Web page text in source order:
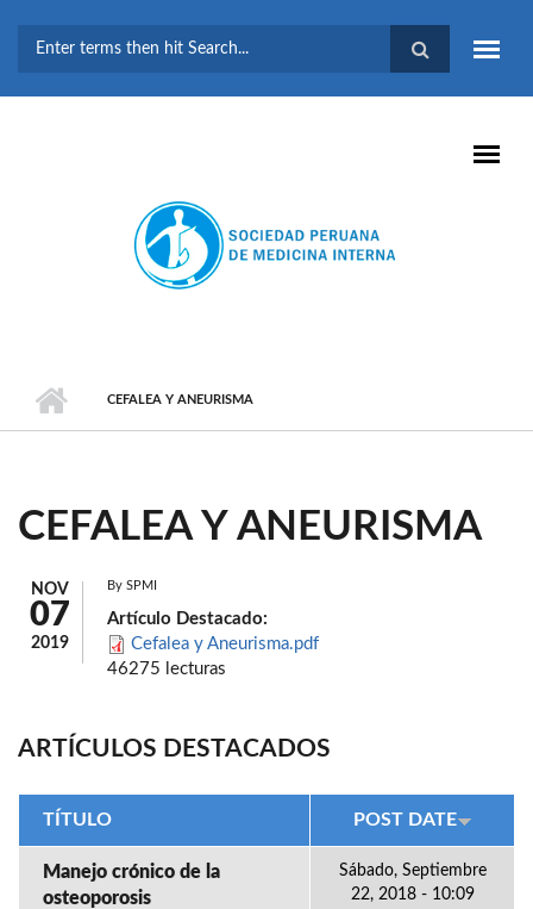
BÚSQUEDA
CEFALEA Y ANEURISMA
CEFALEA Y ANEURISMA
NOV
07
2019
By SPMI
Artículo Destacado:
Cefalea y Aneurisma.pdf
46275 lecturas
ARTÍCULOS DESTACADOS
TÍTULO POST DATE
Manejo crónico de la
osteoporosis
Sábado, Septiembre
22, 2018 - 10:09